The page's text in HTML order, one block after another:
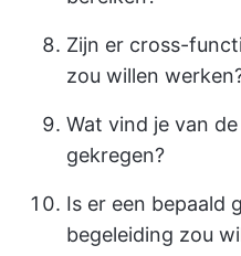
Zijn er cross-
zou willen
Wat vind je van
gekregen?
Is er een bepaald
begeleiding zou